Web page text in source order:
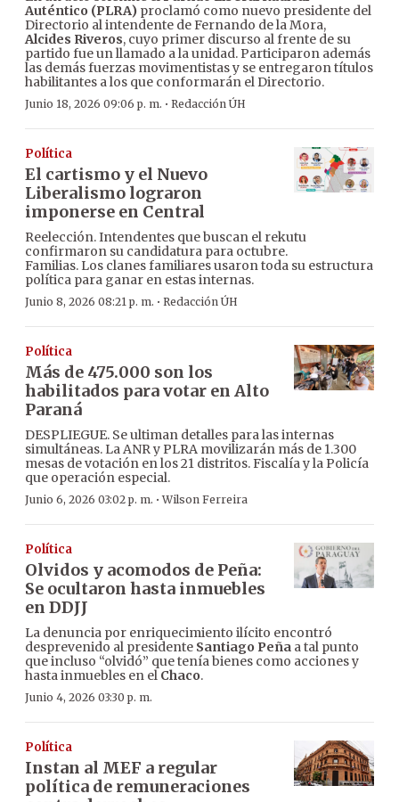
Auténtico (PLRA) proclamó como nuevo presidente del
Directorio al intendente de Fernando de la Mora,
Alcides Riveros, cuyo primer discurso al frente de su
partido fue un llamado a la unidad. Participaron además
las demás fuerzas movimentistas y se entregaron títulos
habilitantes a los que conformarán el Directorio.
Junio 18, 2026 09:06 p. m. · Redacción ÚH
Política
El cartismo y el Nuevo
Liberalismo lograron
imponerse en Central
Reelección. Intendentes que buscan el rekutu
confirmaron su candidatura para octubre.
Familias. Los clanes familiares usaron toda su estructura
política para ganar en estas internas.
Junio 8, 2026 08:21 p. m. · Redacción ÚH
Política
Más de 475.000 son los
habilitados para votar en Alto
Paraná
DESPLIEGUE. Se ultiman detalles para las internas
simultáneas. La ANR y PLRA movilizarán más de 1.300
mesas de votación en los 21 distritos. Fiscalía y la Policía
que operación especial.
Junio 6, 2026 03:02 p. m. ·Wilson Ferreira
Política
Olvidos y acomodos de Peña:
Se ocultaron hasta inmuebles
en DDJJ
La denuncia por enriquecimiento ilícito encontró
desprevenido al presidente Santiago Peña a tal punto
que incluso “olvidó” que tenía bienes como acciones y
hasta inmuebles en el Chaco.
Junio 4, 2026 03:30 p. m.
Política
Instan al MEF a regular
política de remuneraciones